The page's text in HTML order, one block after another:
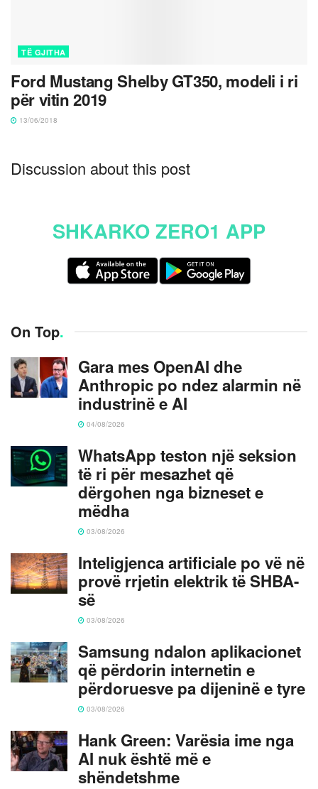
TË GJITHA
Ford Mustang Shelby GT350, modeli i ri
për vitin 2019
13/06/2018
Discussion about this post
SHKARKO ZERO1 APP
On Top.
Gara mes OpenAI dhe
Anthropic po ndez alarmin në
industrinë e AI
04/08/2026
WhatsApp teston një seksion
të ri për mesazhet që
dërgohen nga bizneset e
mëdha
03/08/2026
Inteligjenca artificiale po vë në
provë rrjetin elektrik të SHBA-
së
03/08/2026
Samsung ndalon aplikacionet
që përdorin internetin e
përdoruesve pa dijeninë e tyre
03/08/2026
Hank Green: Varësia ime nga
AI nuk është më e
shëndetshme